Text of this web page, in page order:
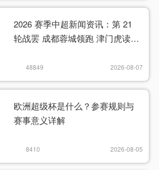
2026 赛季中超新闻资讯：第 21
轮战罢 成都蓉城领跑 津门虎读秒
48849 2026-08-07
欧洲超级杯是什么？参赛规则与
赛事意义详解
8410 2026-08-05